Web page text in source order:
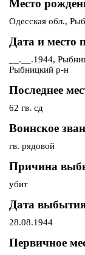
Место
Одесская обл.,
Дата и место
__.__.1944,
Рыбницкий р-н
Последнее
62 гв. сд
Воинское
гв. рядовой
Причина
убит
Дата
28.08.1944
Первичное